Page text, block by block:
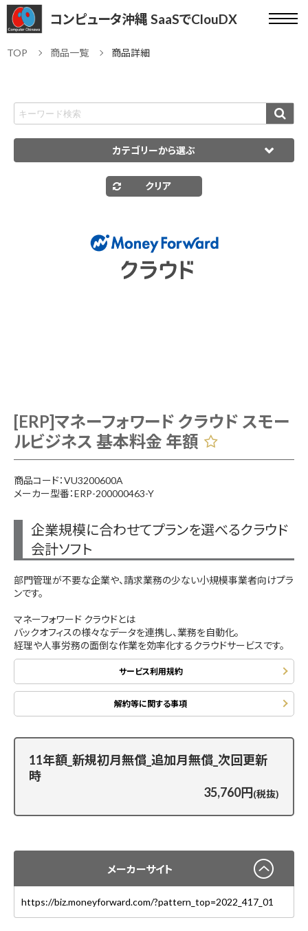
コンピュータ沖縄 SaaSでClouDX
TOP 商品一覧 商品詳細
カテゴリーから選ぶ
クリア
[ERP]マネーフォワード クラウド スモー
ルビジネス 基本料金 年額
商品コード：VU3200600A
メーカー型番：ERP-200000463-Y
企業規模に合わせてプランを選べるクラウド
会計ソフト
部門管理が不要な企業や、請求業務の少ない小規模事業者向けプラ
ンです。
マネーフォワード クラウドとは
バックオフィスの様々なデータを連携し、業務を自動化。
経理や人事労務の面倒な作業を効率化するクラウドサービスです。
解約等に関する事項
サービス利用規約
11年額_新規初月無償_追加月無償_次回更新
時
35,760円(税抜)
メーカーサイト
https://biz.moneyforward.com/?pattern_top=2022_417_01